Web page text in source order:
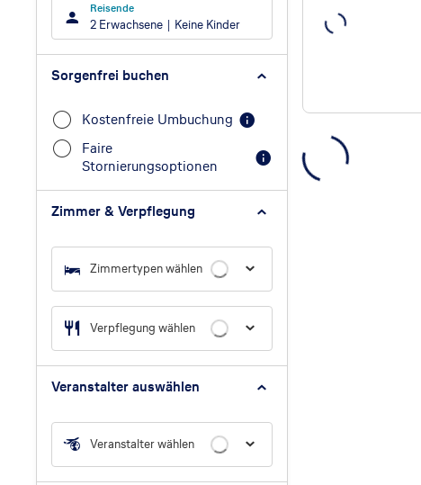
Reisende
2 Erwachsene Keine Kinder
Sorgenfrei buchen
Kostenfreie Umbuchung
Faire
Stornierungsoptionen
Zimmer & Verpflegung
Zimmertypen wählen
Verpflegung wählen
Veranstalter auswählen
Veranstalter wählen